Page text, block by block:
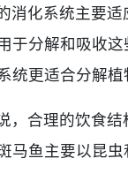
消化系统主要
于分解和吸收
统更适合分解植
，合理的饮食
马鱼主要以昆